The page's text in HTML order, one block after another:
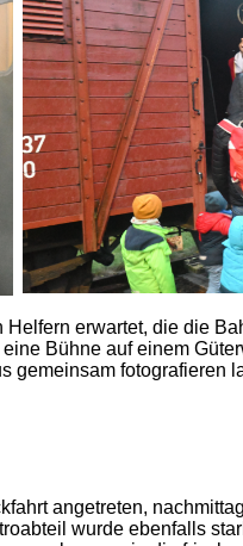
erwartet, die die
Bühne auf einem
gemeinsam fotografieren
angetreten,
wurde ebenfalls